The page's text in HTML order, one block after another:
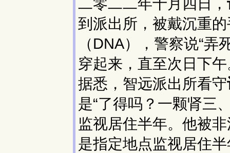
二零二二年十月四日，
到派出所，被戴沉重
（DNA），警察说“
穿起来，直至次日下
据悉，智远派出所看守
是“了得吗？一颗肾三
监视居住半年。他被
是指定地点监视居住